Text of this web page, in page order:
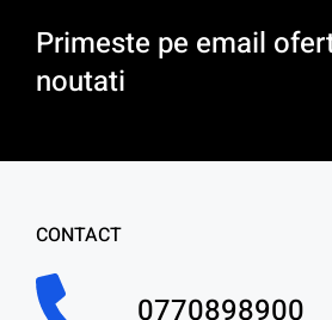
Primeste pe email
noutati
CONTACT
0770898900